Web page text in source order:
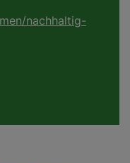
nachhaltig-